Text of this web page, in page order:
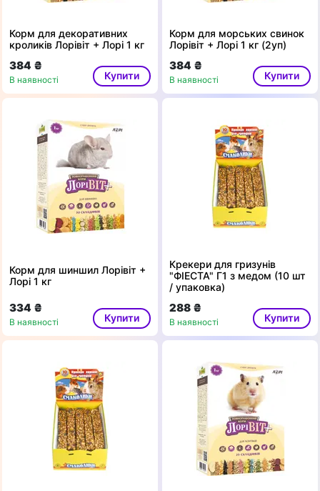
Корм для декоративних
кроликів Лорівіт + Лорі 1 кг
384 ₴
В наявності Купити
Корм для морських свинок
Лорівіт + Лорі 1 кг (2уп)
384 ₴
В наявності Купити
Корм для шиншил Лорівіт +
Лорі 1 кг
334 ₴
В наявності Купити
Крекери для гризунів
"ФІЕСТА" Г1 з медом (10 шт
/ упаковка)
288 ₴
В наявності Купити